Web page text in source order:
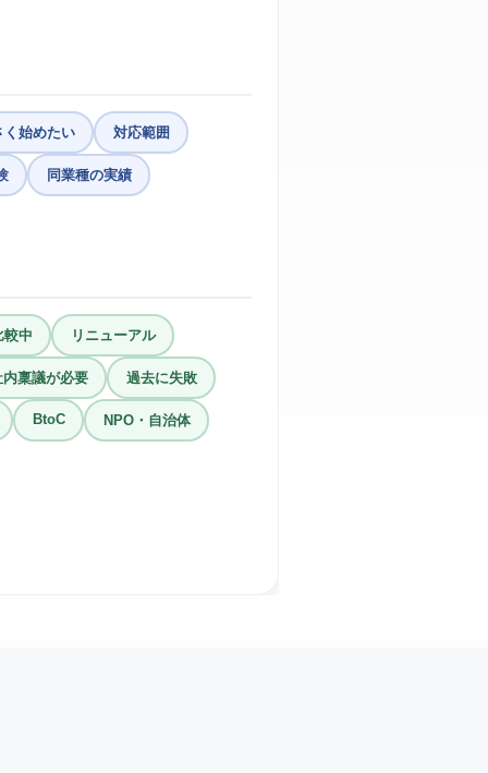
く始めたい 対応範囲
同業種の実績
較中 リニューアル
内稟議が必要 過去に失敗
BtoC NPO・自治体